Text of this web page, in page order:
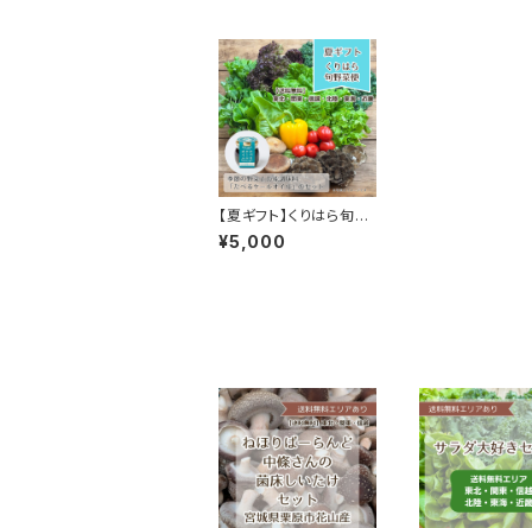
【夏ギフト】くりはら旬野
菜便
¥5,000